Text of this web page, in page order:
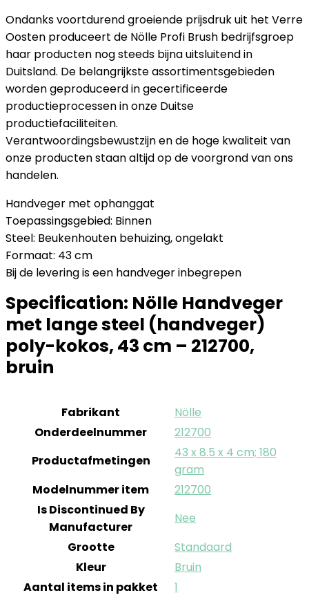
Ondanks voortdurend groeiende prijsdruk uit het Verre
Oosten produceert de Nölle Profi Brush bedrijfsgroep
haar producten nog steeds bijna uitsluitend in
Duitsland. De belangrijkste assortimentsgebieden
worden geproduceerd in gecertificeerde
productieprocessen in onze Duitse
productiefaciliteiten.
Verantwoordingsbewustzijn en de hoge kwaliteit van
onze producten staan altijd op de voorgrond van ons
handelen.
Handveger met ophanggat
Toepassingsgebied: Binnen
Steel: Beukenhouten behuizing, ongelakt
Formaat: 43 cm
Bij de levering is een handveger inbegrepen
Specification: Nölle Handveger
met lange steel (handveger)
poly-kokos, 43 cm – 212700,
bruin
Fabrikant
‎Nölle
Onderdeelnummer
‎212700
Productafmetingen
‎43 x 8.5 x 4 cm; 180
gram
Modelnummer item
‎212700
Is Discontinued By
Manufacturer
‎Nee
Grootte
‎Standaard
Kleur
‎Bruin
Aantal items in pakket
‎1